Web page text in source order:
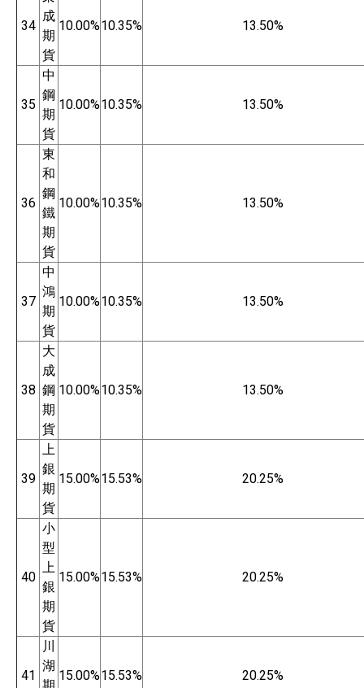
34
成
期
貨
10.00%10.35% 13.50%
35
中
鋼
期
貨
10.00%10.35% 13.50%
36
東
和
鋼
鐵
期
貨
10.00%10.35% 13.50%
37
中
鴻
期
貨
10.00%10.35% 13.50%
38
大
成
鋼
期
貨
10.00%10.35% 13.50%
39
上
銀
期
貨
15.00%15.53% 20.25%
40
小
型
上
銀
期
貨
15.00%15.53% 20.25%
41
川
湖
15.00%15.53% 20.25%